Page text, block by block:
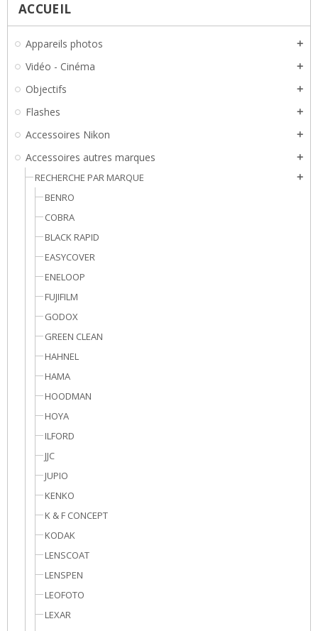
ACCUEIL
Appareils photos add
Vidéo - Cinéma add
Objectifs add
Flashes add
Accessoires Nikon add
Accessoires autres marques add
RECHERCHE PAR MARQUE add
BENRO
COBRA
BLACK RAPID
EASYCOVER
ENELOOP
FUJIFILM
GODOX
GREEN CLEAN
HAHNEL
HAMA
HOODMAN
HOYA
ILFORD
JJC
JUPIO
KENKO
K & F CONCEPT
KODAK
LENSCOAT
LENSPEN
LEOFOTO
LEXAR